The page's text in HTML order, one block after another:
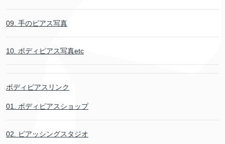
09. 手のピアス写真
10. ボディピアス写真etc
ボディピアスリンク
01. ボディピアスショップ
02. ピアッシングスタジオ